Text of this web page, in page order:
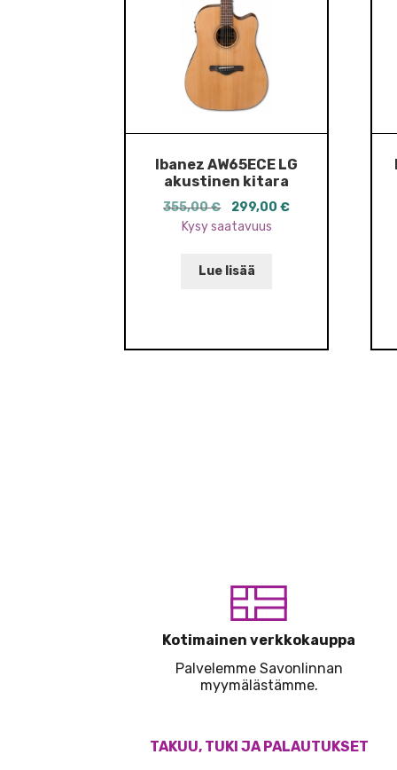
Ibanez AW65ECE LG
akustinen kitara
355,00€
Alkuperäinen
hinta
355,00 €.
299,00 €Nykyinen
Kysy saatavuus
Lue lisää
Kotimainen verkkokauppa
Palvelemme Savonlinnan
myymälästämme.
TAKUU, TUKI JA PALAUTUKSET